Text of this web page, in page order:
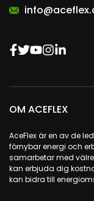
OM ACEFLEX
AceFlex är en av de
förnybar energi och
samarbetar med
kan erbjuda dig
kan bidra till